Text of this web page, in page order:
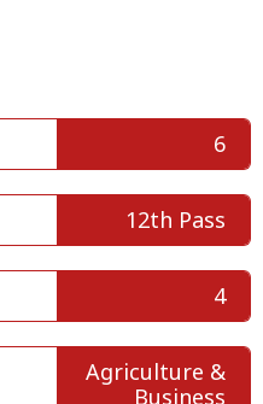
6
12th Pass
4
Agriculture &
Business